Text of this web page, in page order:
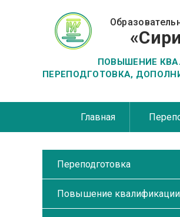
ПОВЫШЕНИЕ
ПЕРЕПОДГОТОВКА,
Главная
Переподготовка
Повышение квалификации